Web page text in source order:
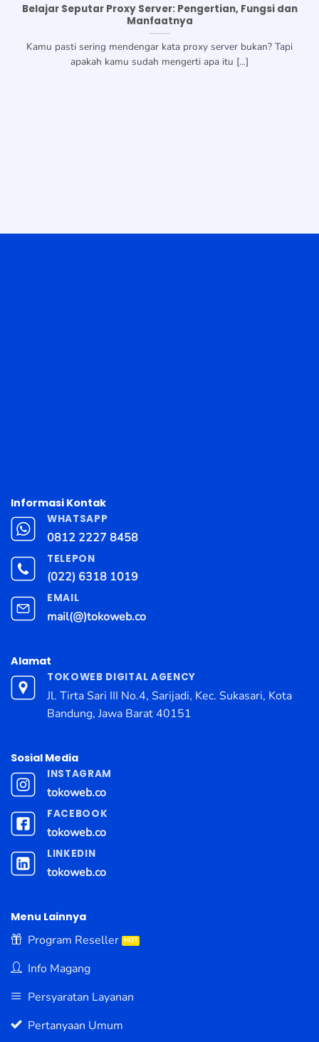
Belajar Seputar Proxy Server: Pengertian, Fungsi dan
Manfaatnya
Kamu pasti sering mendengar kata proxy server bukan? Tapi
apakah kamu sudah mengerti apa itu [...]
Informasi Kontak
WHATSAPP
0812 2227 8458
TELEPON
(022) 6318 1019
EMAIL
mail(@)tokoweb.co
Alamat
TOKOWEB DIGITAL AGENCY
Jl. Tirta Sari III No.4, Sarijadi, Kec. Sukasari, Kota
Bandung, Jawa Barat 40151
Sosial Media
INSTAGRAM
tokoweb.co
FACEBOOK
tokoweb.co
LINKEDIN
tokoweb.co
Menu Lainnya
Program Reseller
Info Magang
Persyaratan Layanan
Pertanyaan Umum